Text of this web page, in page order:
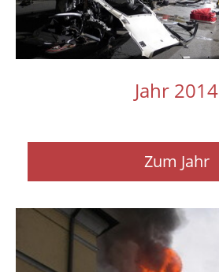
Jahr 2014
Zum Jahr